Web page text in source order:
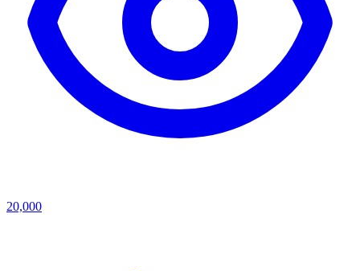
20,000